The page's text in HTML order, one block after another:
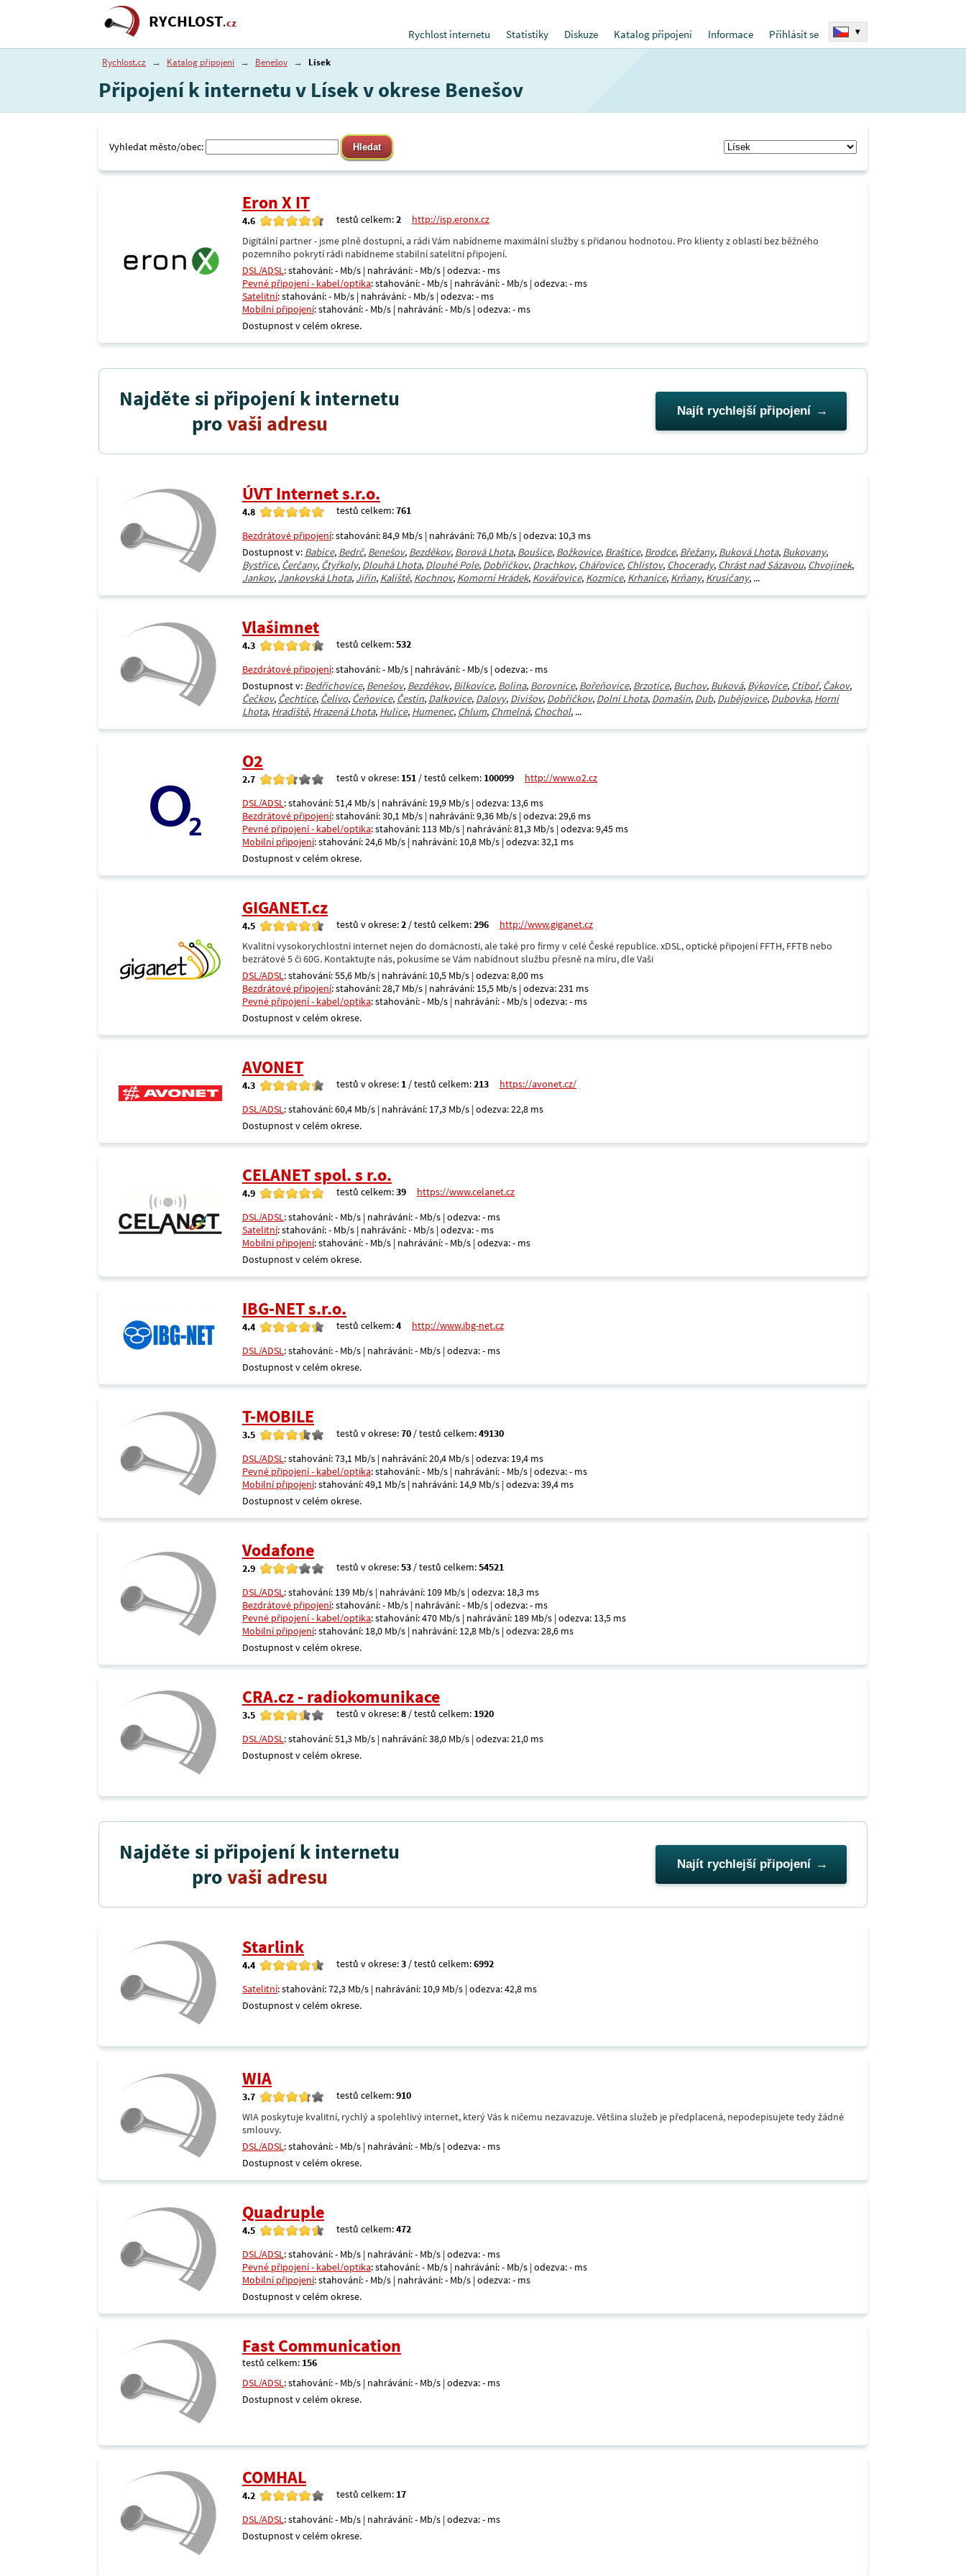
RYCHLOST.cz
Rychlost internetu
Statistiky Diskuze Katalog připojení Informace Přihlásit se ▾
Rychlost.cz → Katalog připojení → Benešov → Lísek
Připojení k internetu v Lísek v okrese Benešov
Vyhledat město/obec:
Eron X IT
4.6 testů celkem:2
http://isp.eronx.cz
Digitální partner - jsme plně dostupní, a rádi Vám nabídneme maximální služby s přidanou hodnotou. Pro klienty z oblastí bez běžného
pozemního pokrytí rádi nabídneme stabilní satelitní připojení.
DSL/ADSL: stahování: - Mb/s | nahrávání: - Mb/s | odezva: - ms
Pevné připojení - kabel/optika: stahování: - Mb/s | nahrávání: - Mb/s | odezva: - ms
Satelitní: stahování: - Mb/s | nahrávání: - Mb/s | odezva: - ms
Mobilní připojení: stahování: - Mb/s | nahrávání: - Mb/s | odezva: - ms
Dostupnost v celém okrese.
Najděte si připojení k internetu
provaši adresu Najít rychlejší připojení
ÚVT Internet s.r.o.
4.8 testů celkem:761
Bezdrátové připojení: stahování: 84,9 Mb/s | nahrávání: 76,0 Mb/s | odezva: 10,3 ms
Dostupnost v: Babice, Bedrč, Benešov, Bezděkov, Borová Lhota, Boušice, Božkovice, Braštice, Brodce, Břežany, Buková Lhota, Bukovany,
Bystřice, Čerčany, Čtyřkoly, Dlouhá Lhota, Dlouhé Pole, Dobříčkov, Drachkov, Chářovice, Chlístov, Chocerady, Chrást nad Sázavou, Chvojínek,
Jankov, Jankovská Lhota, Jiřín, Kaliště, Kochnov, Komorní Hrádek, Kovářovice, Kozmice, Krhanice, Krňany, Krusičany, ...
Vlašimnet
4.3 testů celkem:532
Bezdrátové připojení: stahování: - Mb/s | nahrávání: - Mb/s | odezva: - ms
Dostupnost v: Bedřichovice, Benešov, Bezděkov, Bílkovice, Bolina, Borovnice, Bořeňovice, Brzotice, Buchov, Buková, Býkovice, Ctiboř, Čakov,
Čečkov, Čechtice, Čelivo, Čeňovice, Čestín, Dalkovice, Dalovy, Divišov, Dobříčkov, Dolní Lhota, Domašín, Dub, Dubějovice, Dubovka, Horní
Lhota, Hradiště, Hrazená Lhota, Hulice, Humenec, Chlum, Chmelná, Chochol, ...
O2
2.7 testů v okrese: 151 / testů celkem: 100099
http://www.o2.cz
DSL/ADSL: stahování: 51,4 Mb/s | nahrávání: 19,9 Mb/s | odezva: 13,6 ms
Bezdrátové připojení: stahování: 30,1 Mb/s | nahrávání: 9,36 Mb/s | odezva: 29,6 ms
Pevné připojení - kabel/optika: stahování: 113 Mb/s | nahrávání: 81,3 Mb/s | odezva: 9,45 ms
Mobilní připojení: stahování: 24,6 Mb/s | nahrávání: 10,8 Mb/s | odezva: 32,1 ms
Dostupnost v celém okrese.
GIGANET.cz
4.5 testů v okrese:2 / testů celkem:296
http://www.giganet.cz
Kvalitní vysokorychlostní internet nejen do domácnosti, ale také pro firmy v celé České republice. xDSL, optické připojení FFTH, FFTB nebo
bezrátové 5 či 60G. Kontaktujte nás, pokusíme se Vám nabídnout službu přesně na míru, dle Vaši
DSL/ADSL: stahování: 55,6 Mb/s | nahrávání: 10,5 Mb/s | odezva: 8,00 ms
Bezdrátové připojení: stahování: 28,7 Mb/s | nahrávání: 15,5 Mb/s | odezva: 231 ms
Pevné připojení - kabel/optika: stahování: - Mb/s | nahrávání: - Mb/s | odezva: - ms
Dostupnost v celém okrese.
AVONET
4.3 testů v okrese: 1 / testů celkem:213
https://avonet.cz/
DSL/ADSL: stahování: 60,4 Mb/s | nahrávání: 17,3 Mb/s | odezva: 22,8 ms
Dostupnost v celém okrese.
CELANET spol. s r.o.
4.9 testů celkem:39
https://www.celanet.cz
DSL/ADSL: stahování: - Mb/s | nahrávání: - Mb/s | odezva: - ms
Satelitní: stahování: - Mb/s | nahrávání: - Mb/s | odezva: - ms
Mobilní připojení: stahování: - Mb/s | nahrávání: - Mb/s | odezva: - ms
Dostupnost v celém okrese.
IBG-NET s.r.o.
4.4 testů celkem:4
http://www.ibg-net.cz
DSL/ADSL: stahování: - Mb/s | nahrávání: - Mb/s | odezva: - ms
Dostupnost v celém okrese.
T-MOBILE
3.5 testů v okrese:70 / testů celkem:49130
DSL/ADSL: stahování: 73,1 Mb/s | nahrávání: 20,4 Mb/s | odezva: 19,4 ms
Pevné připojení - kabel/optika: stahování: - Mb/s | nahrávání: - Mb/s | odezva: - ms
Mobilní připojení: stahování: 49,1 Mb/s | nahrávání: 14,9 Mb/s | odezva: 39,4 ms
Dostupnost v celém okrese.
Vodafone
2.9 testů v okrese:53 / testů celkem:54521
DSL/ADSL: stahování: 139 Mb/s | nahrávání: 109 Mb/s | odezva: 18,3 ms
Bezdrátové připojení: stahování: - Mb/s | nahrávání: - Mb/s | odezva: - ms
Pevné připojení - kabel/optika: stahování: 470 Mb/s | nahrávání: 189 Mb/s | odezva: 13,5 ms
Mobilní připojení: stahování: 18,0 Mb/s | nahrávání: 12,8 Mb/s | odezva: 28,6 ms
Dostupnost v celém okrese.
CRA.cz - radiokomunikace
3.5 testů v okrese:8 / testů celkem: 1920
DSL/ADSL: stahování: 51,3 Mb/s | nahrávání: 38,0 Mb/s | odezva: 21,0 ms
Dostupnost v celém okrese.
Najděte si připojení k internetu
provaši adresu Najít rychlejší připojení
Starlink
4.4 testů v okrese:3 / testů celkem:6992
Satelitní: stahování: 72,3 Mb/s | nahrávání: 10,9 Mb/s | odezva: 42,8 ms
Dostupnost v celém okrese.
WIA
3.7 testů celkem:910
WIA poskytuje kvalitní, rychlý a spolehlivý internet, který Vás k ničemu nezavazuje. Většina služeb je předplacená, nepodepisujete tedy žádné
smlouvy.
DSL/ADSL: stahování: - Mb/s | nahrávání: - Mb/s | odezva: - ms
Dostupnost v celém okrese.
Quadruple
4.5 testů celkem:472
DSL/ADSL: stahování: - Mb/s | nahrávání: - Mb/s | odezva: - ms
Pevné připojení - kabel/optika: stahování: - Mb/s | nahrávání: - Mb/s | odezva: - ms
Mobilní připojení: stahování: - Mb/s | nahrávání: - Mb/s | odezva: - ms
Dostupnost v celém okrese.
Fast Communication
testů celkem: 156
DSL/ADSL: stahování: - Mb/s | nahrávání: - Mb/s | odezva: - ms
Dostupnost v celém okrese.
COMHAL
4.2 testů celkem: 17
DSL/ADSL: stahování: - Mb/s | nahrávání: - Mb/s | odezva: - ms
Dostupnost v celém okrese.